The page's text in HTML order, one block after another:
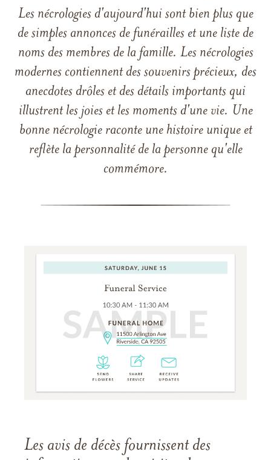
Les nécrologies d'aujourd'hui sont bien plus que
de simples annonces de funérailles et une liste de
noms des membres de la famille. Les nécrologies
modernes contiennent des souvenirs précieux, des
anecdotes drôles et des détails importants qui
illustrent les joies et les moments d'une vie. Une
bonne nécrologie raconte une histoire unique et
reflète la personnalité de la personne qu'elle
commémore.
Les avis de décès fournissent des